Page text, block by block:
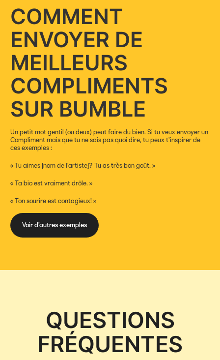
COMMENT
ENVOYER DE
MEILLEURS
COMPLIMENTS
SUR BUMBLE
Un petit mot gentil (ou deux) peut faire du bien. Si tu veux envoyer un
Compliment mais que tu ne sais pas quoi dire, tu peux t'inspirer de
ces exemples :
« Tu aimes [nom de l'artiste]? Tu as très bon goût. »
« Ta bio est vraiment drôle. »
« Ton sourire est contagieux! »
Voir d'autres exemples
QUESTIONS
FRÉQUENTES